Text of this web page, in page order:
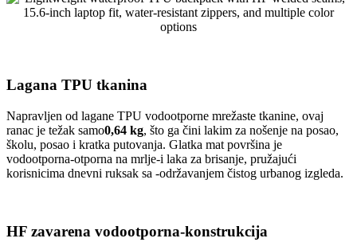
Lagana TPU tkanina
Napravljen od lagane TPU vodootporne mrežaste tkanine, ovaj
ranac je težak samo0,64 kg, što ga čini lakim za nošenje na posao,
školu, posao i kratka putovanja. Glatka mat površina je
vodootporna-otporna na mrlje-i laka za brisanje, pružajući
korisnicima dnevni ruksak sa -održavanjem čistog urbanog izgleda.
HF zavarena vodootporna-konstrukcija